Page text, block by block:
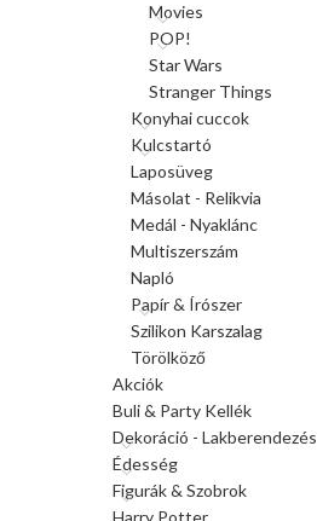
Movies
POP!
Star Wars
Stranger Things
Konyhai cuccok
Kulcstartó
Laposüveg
Másolat - Relikvia
Medál - Nyaklánc
Multiszerszám
Napló
Papír & Írószer
Szilikon Karszalag
Törölköző
Akciók
Buli & Party Kellék
Dekoráció - Lakberendezés
Édesség
Figurák & Szobrok
Harry Potter